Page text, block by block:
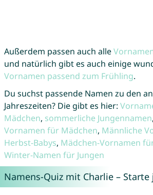
Außerdem passen auch alle
und natürlich gibt es auch einige
Vornamen passend zum Frühling.
Du suchst passende Namen zu den
Jahreszeiten? Die gibt es hier:
Mädchen, sommerliche Jungennamen,
Vornamen für Mädchen, Männliche
Herbst-Babys, Mädchen-Vornamen
Winter-Namen für Jungen
Namens-Quiz mit Charlie – Starte